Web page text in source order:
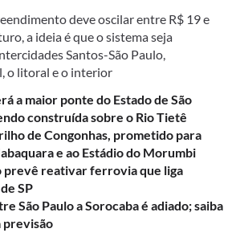
deve oscilar entre R$ 19 e
a ideia é que o sistema seja
Santos-São Paulo,
o litoral e o interior
a maior ponte do Estado de São
construída sobre o Rio Tietê
de Congonhas, prometido para
e ao Estádio do Morumbi
prevê reativar ferrovia que liga
SP
São Paulo a Sorocaba é adiado; saiba
previsão